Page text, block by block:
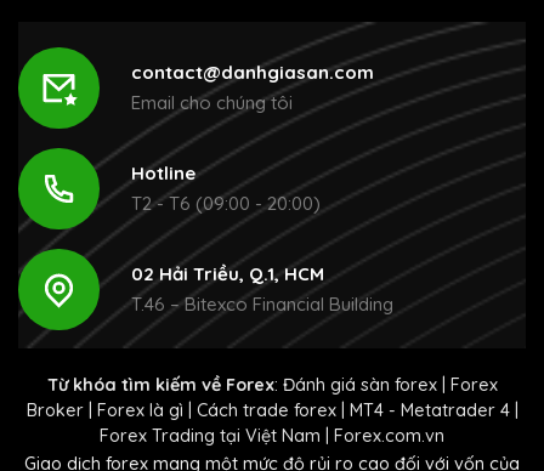
contact@danhgiasan.com
Email cho chúng tôi
Hotline
T2 - T6 (09:00 - 20:00)
02 Hải Triều, Q.1, HCM
T.46 – Bitexco Financial Building
Từ khóa tìm kiếm về Forex: Đánh giá sàn forex| Forex
Broker| Forex là gì Cách trade forex| MT4 - Metatrader 4|
Forex Trading tại Việt Nam
Forex.com.vn
Giao dịch forex mang một mức độ rủi ro cao đối với vốn của